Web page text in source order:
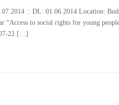
:: DL: 01.06.2014 Location:
“Access to social rights for young
07-22 […]